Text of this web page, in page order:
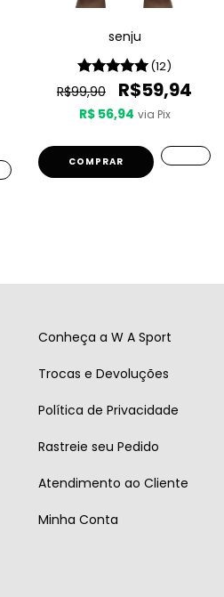
senju
(12)
R$99,90 R$59,94
R$ 56,94 via Pix
COMPRAR
Conheça a W A Sport
Trocas e Devoluções
Política de Privacidade
Rastreie seu Pedido
Atendimento ao Cliente
Minha Conta